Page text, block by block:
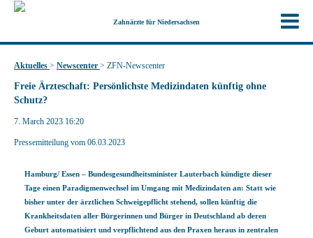
Zahnärzte für Niedersachsen
Aktuelles > Newscenter > ZFN-Newscenter
Freie Ärzteschaft: Persönlichste Medizindaten künftig ohne
Schutz?
7. March 2023 16:20
Pressemitteilung vom 06.03.2023
Hamburg/ Essen – Bundesgesundheitsminister Lauterbach kündigte dieser
Tage einen Paradigmenwechsel im Umgang mit Medizindaten an: Statt wie
bisher unter der ärztlichen Schweigepflicht stehend, sollen künftig die
Krankheitsdaten aller Bürgerinnen und Bürger in Deutschland ab deren
Geburt automatisiert und verpflichtend aus den Praxen heraus in zentralen